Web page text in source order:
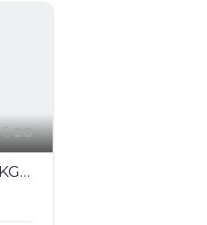
28
BMW Z4 sDrive 35i - BV DKG ROADSTER E89 Sport Design PHASE 1